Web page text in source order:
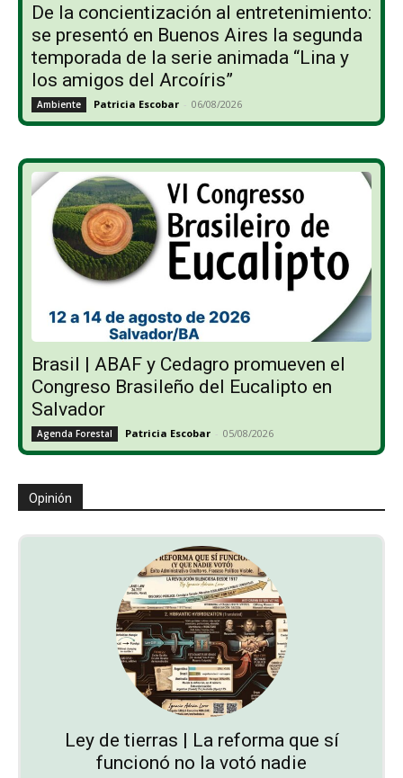
De la concientización al entretenimiento:
se presentó en Buenos Aires la segunda
temporada de la serie animada “Lina y
los amigos del Arcoíris”
Ambiente Patricia Escobar - 06/08/2026
Brasil | ABAF y Cedagro promueven el
Congreso Brasileño del Eucalipto en
Salvador
Agenda Forestal Patricia Escobar - 05/08/2026
Opinión
Ley de tierras | La reforma que sí
funcionó no la votó nadie